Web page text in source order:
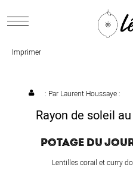
CONCEPT
SALADES &
Imprimer
: Par Laurent Houssaye:
Rayon de soleil
POTAGE DU
Lentilles corail et curry